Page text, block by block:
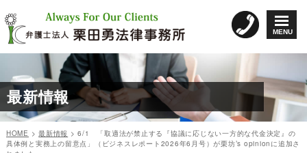
MENU
ン
テ
ン
へ
ス
キ
ッ
プ
最新情報
HOME >最新情報 >6/1 「取適法が禁止する『協議に応じない一方的な代金決定』の
具体例と実務上の留意点」（ビジネスレポート2026年6月号）が栗坊’s opinionに追加さ